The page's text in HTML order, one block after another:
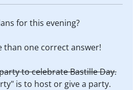
for this evening?
than one correct answer!
to celebrate Bastille Day.
is to host or give a party.